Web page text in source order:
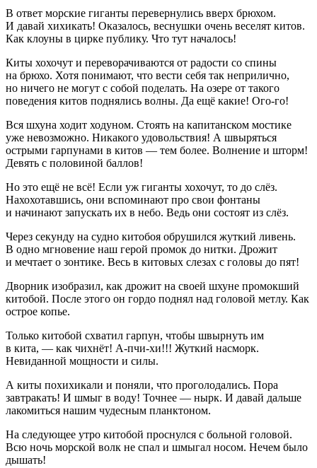
В ответ морские гиганты перевернулись вверх брюхом.
И давай хихикать! Оказалось, веснушки очень веселят китов.
Как клоуны в цирке публику. Что тут началось!
Киты хохочут и переворачиваются от радости со спины
на брюхо. Хотя понимают, что вести себя так неприлично,
но ничего не могут с собой поделать. На озере от такого
поведения китов поднялись волны. Да ещё какие! Ого-го!
Вся шхуна ходит ходуном. Стоять на капитанском мостике
уже невозможно. Никакого удовольствия! А швыряться
острыми гарпунами в китов — тем более. Волнение и шторм!
Девять с половиной баллов!
Но это ещё не всё! Если уж гиганты хохочут, то до слёз.
Нахохотавшись, они вспоминают про свои фонтаны
и начинают запускать их в небо. Ведь они состоят из слёз.
Через секунду на судно китобоя обрушился жуткий ливень.
В одно мгновение наш герой промок до нитки. Дрожит
и мечтает о зонтике. Весь в китовых слезах с головы до пят!
Дворник изобразил, как дрожит на своей шхуне промокший
китобой. После этого он гордо поднял над головой метлу. Как
острое копье.
Только китобой схватил гарпун, чтобы швырнуть им
в кита, — как чихнёт! А-пчи-хи!!! Жуткий насморк.
Невиданной мощности и силы.
А киты похихикали и поняли, что проголодались. Пора
завтракать! И шмыг в воду! Точнее — нырк. И давай дальше
лакомиться нашим чудесным планктоном.
На следующее утро китобой проснулся с больной головой.
Всю ночь морской волк не спал и шмыгал носом. Нечем было
дышать!